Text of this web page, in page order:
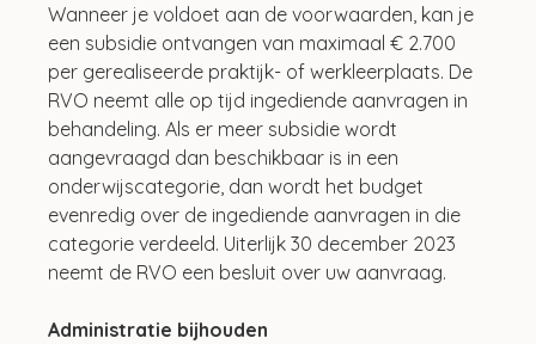
Wanneer je voldoet aan de voorwaarden, kan je
een subsidie ontvangen van maximaal € 2.700
per gerealiseerde praktijk- of werkleerplaats. De
RVO neemt alle op tijd ingediende aanvragen in
behandeling. Als er meer subsidie wordt
aangevraagd dan beschikbaar is in een
onderwijscategorie, dan wordt het budget
evenredig over de ingediende aanvragen in die
categorie verdeeld. Uiterlijk 30 december 2023
neemt de RVO een besluit over uw aanvraag.
Administratie bijhouden